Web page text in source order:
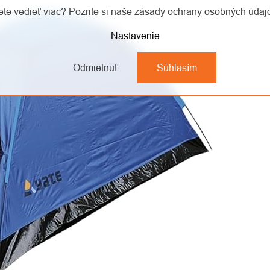
vedieť viac? Pozrite si naše zásady ochrany osobných
Nastavenie
Odmietnuť Súhlasím